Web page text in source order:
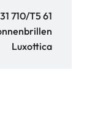
710/T5 61
Luxottica